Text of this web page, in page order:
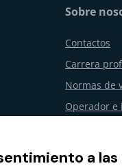
Sobre
Contactos
Carrera
Normas de
Operador e
Tienda
a